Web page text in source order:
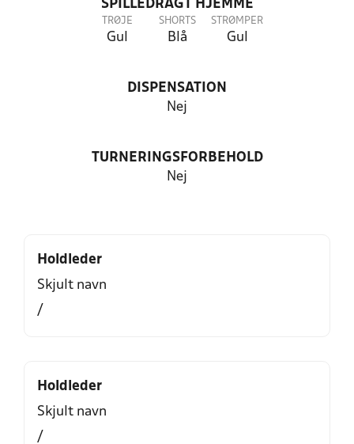
SPILLEDRAGT HJEMME
TRØJE
Gul
SHORTS
Blå
STRØMPER
Gul
DISPENSATION
Nej
TURNERINGSFORBEHOLD
Nej
Holdleder
Skjult navn
/
Holdleder
Skjult navn
/